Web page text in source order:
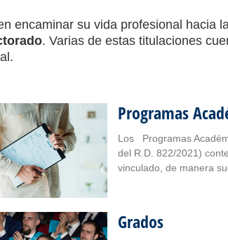
encaminar su vida profesional hacia la
. Varias de estas titulaciones
Programas
Los Programas
del R.D. 822/2021)
vinculado, de manera
Grados